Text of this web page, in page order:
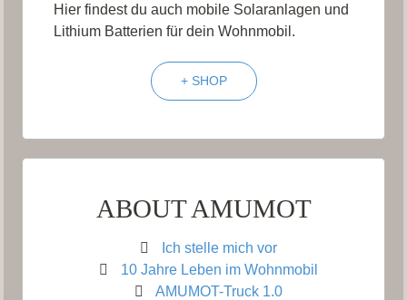
Hier findest du auch mobile Solaranlagen und
Lithium Batterien für dein Wohnmobil.
+ SHOP
ABOUT AMUMOT
Ich stelle mich vor
10 Jahre Leben im Wohnmobil
AMUMOT-Truck 1.0